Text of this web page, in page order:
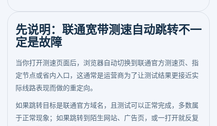
先说明：联通宽带测速自动跳转不一
定是故障
当你打开测速页面后，浏览器自动切换到联通官方测速页、指
定节点或省内入口，这通常是运营商为了让测试结果更接近实
际线路表现而做的重定向。
如果跳转目标是联通官方域名，且测试可以正常完成，多数属
于正常现象；如果跳转到陌生网站、广告页，或一打开就反复